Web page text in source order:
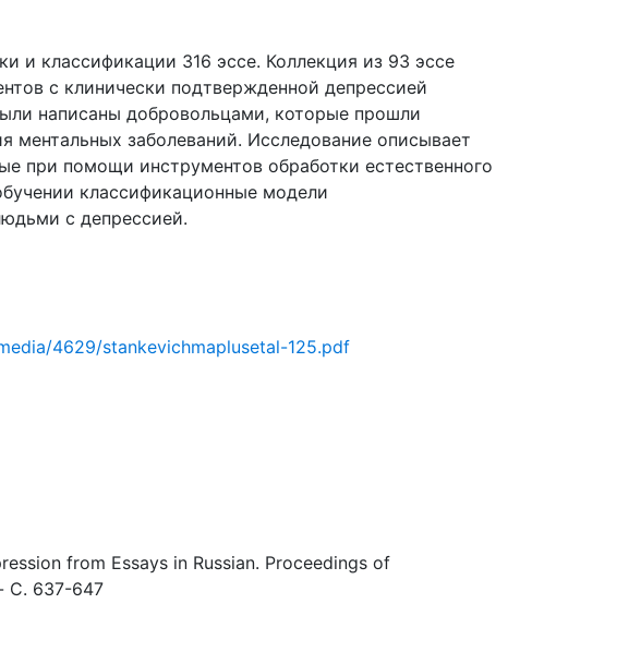
и классификации 316 эссе. Коллекция из 93 эссе
с клинически подтвержденной депрессией
написаны добровольцами, которые прошли
ментальных заболеваний. Исследование описывает
при помощи инструментов обработки естественного
классификационные модели
с депрессией.
4629/stankevichmaplusetal-125.pdf
from Essays in Russian. Proceedings of
С. 637-647